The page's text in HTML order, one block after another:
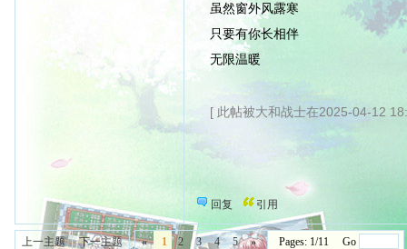
虽然窗外风露寒
只要有你长相伴
无限温暖
[ 此帖被大和战士在2025-04-12
回复 引用
上一主题 下一主题 « 1 2 3 4 5 » Pages: 1/11 Go